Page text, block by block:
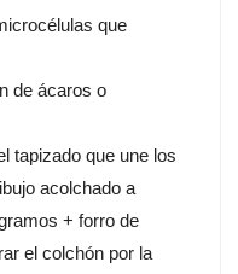
que
de ácaros o
tapizado que une los
acolchado a
+ forro de
el colchón por la